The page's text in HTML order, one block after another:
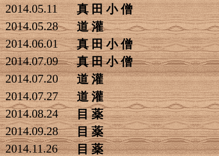
2014.05.11
真 田 小 僧
2014.05.28
道 灌
2014.06.01
真 田 小 僧
2014.07.09
真 田 小 僧
2014.07.20
道 灌
2014.07.27
道 灌
2014.08.24
目 薬
2014.09.28
目 薬
2014.11.26
目 薬